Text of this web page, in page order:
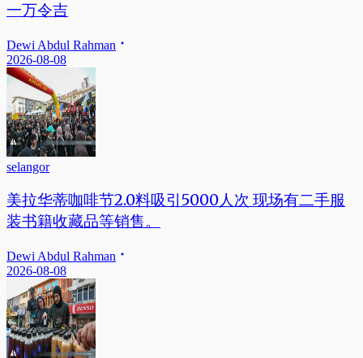
一万令吉
Dewi Abdul Rahman
2026-08-08
selangor
美拉华蒂咖啡节2.0料吸引5000人次 现场有二手服
装书籍收藏品等销售。
Dewi Abdul Rahman
2026-08-08